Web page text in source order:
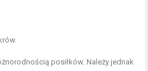
posiłków. Należy jednak